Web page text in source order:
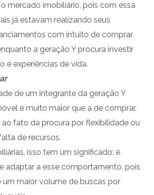
mercado imobiliário, pois com essa
já estavam realizando seus
com intuito de comprar
a geração Y procura investir
e experiências de vida.
de um integrante da geração Y
é muito maior que a de comprar.
ao fato da procura por flexibilidade ou
de recursos.
isso tem um significado: é
adaptar a esse comportamento, pois
um maior volume de buscas por